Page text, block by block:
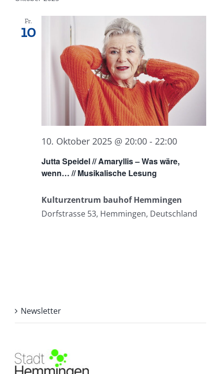
Fr.
10
Jutta Speidel // Amaryllis – Was wäre,
wenn… // Musikalische Lesung
10. Oktober 2025 @ 20:00 - 22:00
Kulturzentrum bauhof Hemmingen
Dorfstrasse 53, Hemmingen, Deutschland
Newsletter